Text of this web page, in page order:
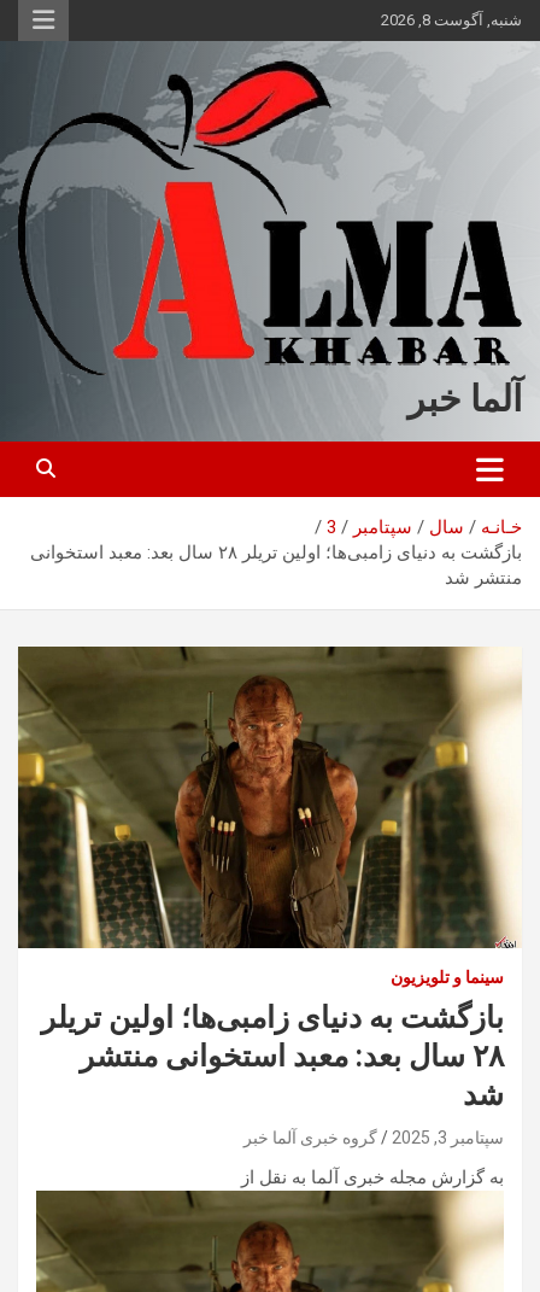
محتوا
شنبه, آگوست 8, 2026
آلما خبر
خـانـه سال سپتامبر
3
بازگشت به دنیای زامبی‌ها؛ اولین تریلر ۲۸ سال بعد: معبد استخوانی
منتشر شد
سینما و تلویزیون
بازگشت به دنیای زامبی‌ها؛ اولین تریلر
۲۸ سال بعد: معبد استخوانی منتشر
شد
سپتامبر 3, 2025 گروه خبری آلما خبر
به گزارش مجله خبری آلما به نقل از